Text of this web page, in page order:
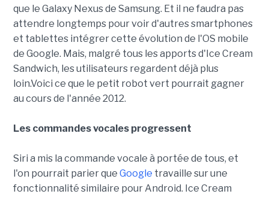
que le Galaxy Nexus de Samsung. Et il ne faudra pas
attendre longtemps pour voir d'autres smartphones
et tablettes intégrer cette évolution de l'OS mobile
de Google. Mais, malgré tous les apports d'Ice Cream
Sandwich, les utilisateurs regardent déjà plus
loin.Voici ce que le petit robot vert pourrait gagner
au cours de l'année 2012.
Les commandes vocales progressent
Siri a mis la commande vocale à portée de tous, et
l'on pourrait parier que Google travaille sur une
fonctionnalité similaire pour Android. Ice Cream